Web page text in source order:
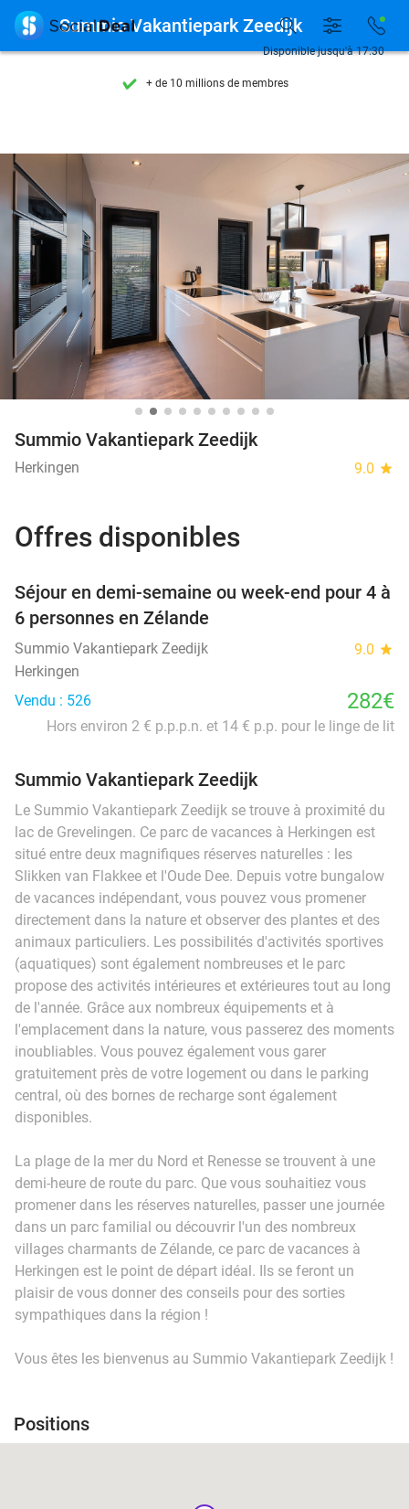
Disponible 7 jours par semaine
+ de 10 millions de membres
+ de 10 millions de membres
Disponible jusqu'à 17:30
 Summio Vakantiepark Zeedijk
Summio Vakantiepark Zeedijk
Herkingen 9.0 star
Offres disponibles
Séjour en demi-semaine ou week-end pour 4 à
6 personnes en Zélande
Summio Vakantiepark Zeedijk 9.0 star
Herkingen
Vendu : 526
282€
Hors environ 2 € p.p.p.n. et 14 € p.p. pour le linge de lit
Summio Vakantiepark Zeedijk
Le Summio Vakantiepark Zeedijk se trouve à proximité du
lac de Grevelingen. Ce parc de vacances à Herkingen est
situé entre deux magnifiques réserves naturelles : les
Slikken van Flakkee et l'Oude Dee. Depuis votre bungalow
de vacances indépendant, vous pouvez vous promener
directement dans la nature et observer des plantes et des
animaux particuliers. Les possibilités d'activités sportives
(aquatiques) sont également nombreuses et le parc
propose des activités intérieures et extérieures tout au long
de l'année. Grâce aux nombreux équipements et à
l'emplacement dans la nature, vous passerez des moments
inoubliables. Vous pouvez également vous garer
gratuitement près de votre logement ou dans le parking
central, où des bornes de recharge sont également
disponibles.
La plage de la mer du Nord et Renesse se trouvent à une
demi-heure de route du parc. Que vous souhaitiez vous
promener dans les réserves naturelles, passer une journée
dans un parc familial ou découvrir l'un des nombreux
villages charmants de Zélande, ce parc de vacances à
Herkingen est le point de départ idéal. Ils se feront un
plaisir de vous donner des conseils pour des sorties
sympathiques dans la région !
Vous êtes les bienvenus au Summio Vakantiepark Zeedijk !
Positions